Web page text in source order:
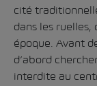
cité
dans les ruelles,
époque. Avant
d’abord
interdite au